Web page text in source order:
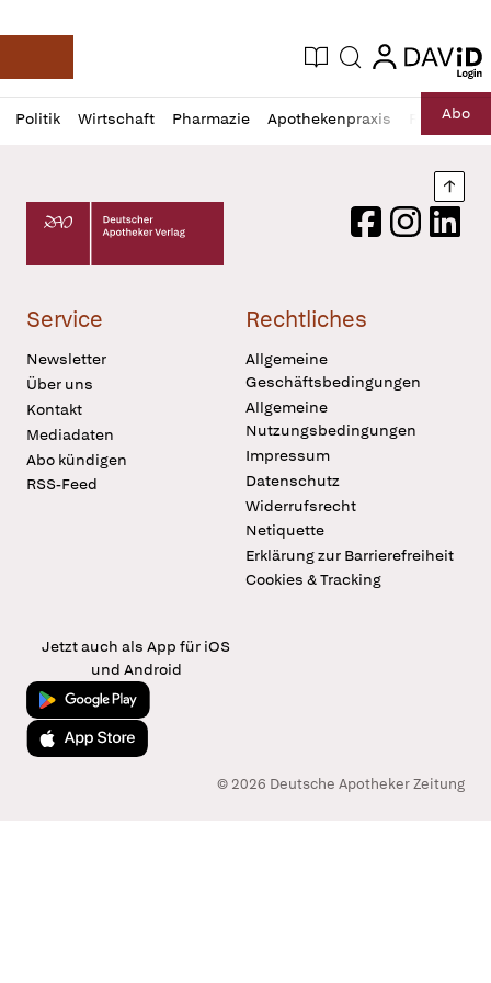
Deutsche Apotheker Zeitung
Aktuelle Ausgabe
Suche login
login
Politik Wirtschaft Pharmazie Apothekenpraxis RechtAbo
Profil
öffnen
Daz
Pur
Deutscher Apotheker Verlag Logo
FacebookInstagram
Service
Newsletter
Über uns
Kontakt
Mediadaten
Abo kündigen
RSS-Feed
Rechtliches
Allgemeine
Geschäftsbedingungen
Allgemeine
Nutzungsbedingungen
Impressum
Datenschutz
Widerrufsrecht
Netiquette
Erklärung zur Barrierefreiheit
Cookies & Tracking
Jetzt auch als App für iOS
und Android
Jetzt bei Google Play
Laden im App Store
© 2026 Deutsche Apotheker Zeitung